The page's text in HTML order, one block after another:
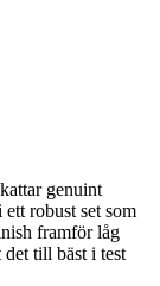
genuint
robust set som
framför låg
till bäst i test